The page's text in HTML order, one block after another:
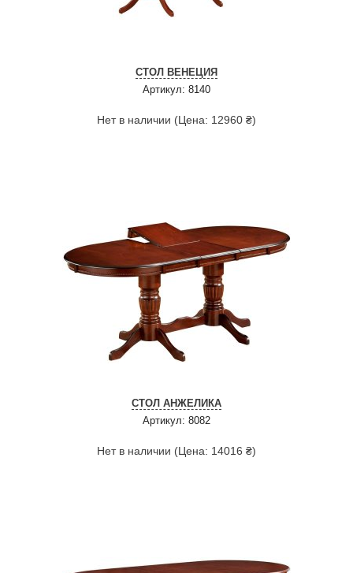
СТОЛ ВЕНЕЦИЯ
Артикул: 8140
Нет в наличии (Цена: 12960 ₴)
СТОЛ АНЖЕЛИКА
Артикул: 8082
Нет в наличии (Цена: 14016 ₴)